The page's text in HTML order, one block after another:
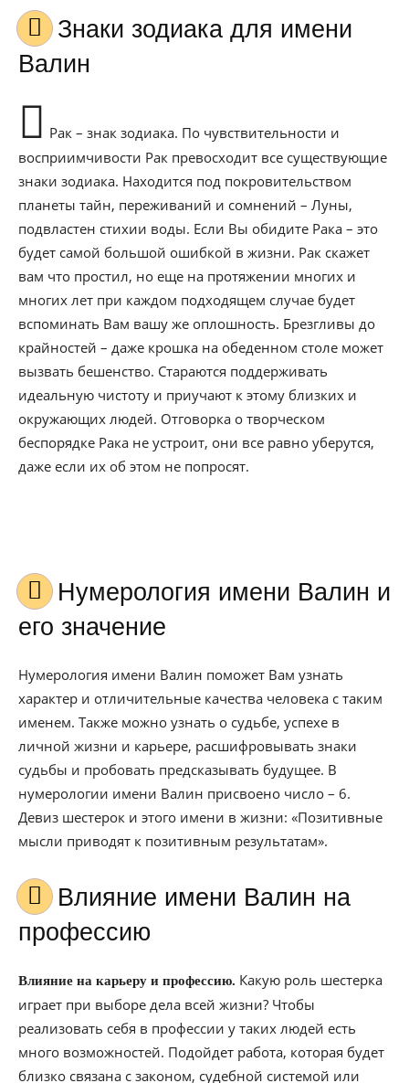
Знаки зодиака для имени
Валин
Рак – знак зодиака. По чувствительности и
восприимчивости Рак превосходит все существующие
знаки зодиака. Находится под покровительством
планеты тайн, переживаний и сомнений – Луны,
подвластен стихии воды. Если Вы обидите Рака – это
будет самой большой ошибкой в жизни. Рак скажет
вам что простил, но еще на протяжении многих и
многих лет при каждом подходящем случае будет
вспоминать Вам вашу же оплошность. Брезгливы до
крайностей – даже крошка на обеденном столе может
вызвать бешенство. Стараются поддерживать
идеальную чистоту и приучают к этому близких и
окружающих людей. Отговорка о творческом
беспорядке Рака не устроит, они все равно уберутся,
даже если их об этом не попросят.
Нумерология имени Валин и
его значение
Нумерология имени Валин поможет Вам узнать
характер и отличительные качества человека с таким
именем. Также можно узнать о судьбе, успехе в
личной жизни и карьере, расшифровывать знаки
судьбы и пробовать предсказывать будущее. В
нумерологии имени Валин присвоено число – 6.
Девиз шестерок и этого имени в жизни: «Позитивные
мысли приводят к позитивным результатам».
Влияние имени Валин на
профессию
Влияние на карьеру и профессию. Какую роль шестерка
играет при выборе дела всей жизни? Чтобы
реализовать себя в профессии у таких людей есть
много возможностей. Подойдет работа, которая будет
близко связана с законом, судебной системой или